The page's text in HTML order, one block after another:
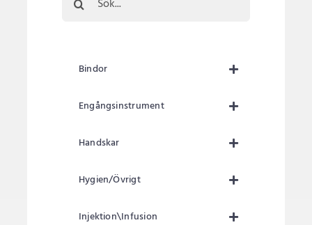
efter:
Bindor
Engångsinstrument
Handskar
Hygien/Övrigt
Injektion\Infusion